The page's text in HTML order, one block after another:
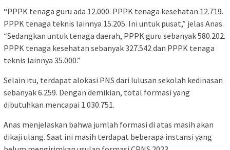
“PPPK tenaga guru ada 12.000. PPPK tenaga kesehatan 12.719.
PPPK tenaga teknis lainnya 15.205. Ini untuk pusat,” jelas Anas.
“Sedangkan untuk tenaga daerah, PPPK guru sebanyak 580.202.
PPPK tenaga kesehatan sebanyak 327.542 dan PPPK tenaga
teknis lainnya 35.000.”
Selain itu, terdapat alokasi PNS dari lulusan sekolah kedinasan
sebanyak 6.259. Dengan demikian, total formasi yang
dibutuhkan mencapai 1.030.751.
Anas menjelaskan bahwa jumlah formasi di atas masih akan
dikaji ulang. Saat ini masih terdapat beberapa instansi yang